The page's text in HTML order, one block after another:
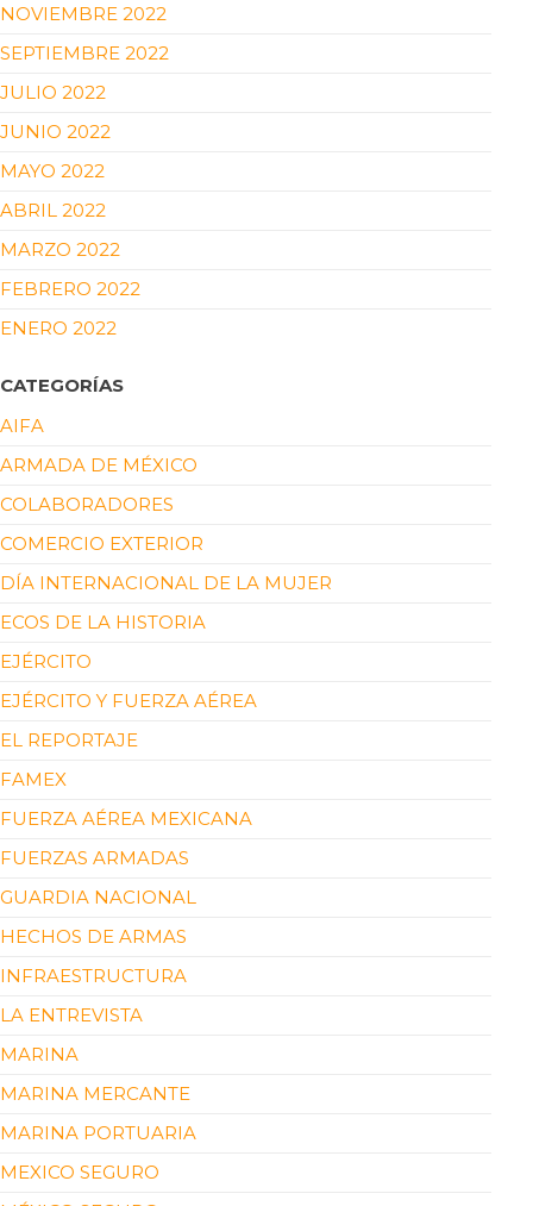
NOVIEMBRE 2022
SEPTIEMBRE 2022
JULIO 2022
JUNIO 2022
MAYO 2022
ABRIL 2022
MARZO 2022
FEBRERO 2022
ENERO 2022
CATEGORÍAS
AIFA
ARMADA DE MÉXICO
COLABORADORES
COMERCIO EXTERIOR
DÍA INTERNACIONAL DE LA MUJER
ECOS DE LA HISTORIA
EJÉRCITO
EJÉRCITO Y FUERZA AÉREA
EL REPORTAJE
FAMEX
FUERZA AÉREA MEXICANA
FUERZAS ARMADAS
GUARDIA NACIONAL
HECHOS DE ARMAS
INFRAESTRUCTURA
LA ENTREVISTA
MARINA
MARINA MERCANTE
MARINA PORTUARIA
MEXICO SEGURO